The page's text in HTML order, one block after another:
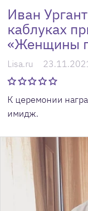
Иван
каблуках
«Женщины
Lisa.ru
К церемонии
имидж.